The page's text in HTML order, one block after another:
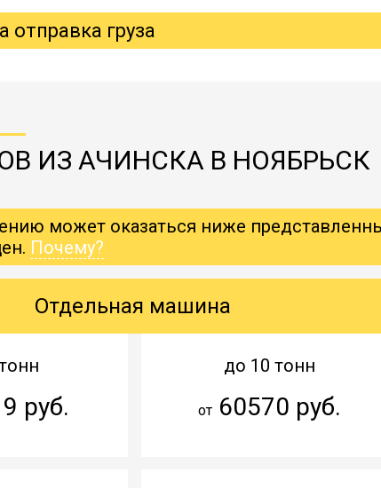
отправка груза
ИЗ АЧИНСКА В НОЯБРЬСК
может оказаться ниже
Почему?
Отдельная машина
руб.
до 10 тонн
от60570 руб.